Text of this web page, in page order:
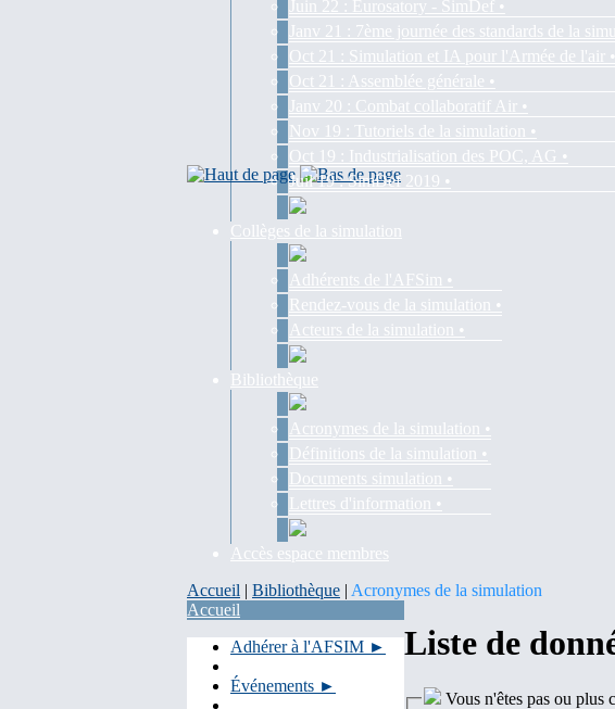
Juin 22 : Eurosatory - SimDef •
Janv 21 : 7ème journée des standards de la
Oct 21 : Simulation et IA pour l'Armée de l'air •
Oct 21 : Assemblée générale •
Janv 20 : Combat collaboratif Air •
Nov 19 : Tutoriels de la simulation •
Oct 19 : Industrialisation des POC, AG •
Juil 19 : SimDef 2019 •
Collèges de la simulation
Adhérents de l'AFSim •
Rendez-vous de la simulation •
Acteurs de la simulation •
Bibliothèque
Acronymes de la simulation •
Définitions de la simulation •
Documents simulation •
Lettres d'information •
Accès espace membres
Accueil | Bibliothèque | Acronymes de la simulation
Accueil
Adhérer à l'AFSIM ►
Événements ►
Liste de
Vous n'êtes pas ou plus